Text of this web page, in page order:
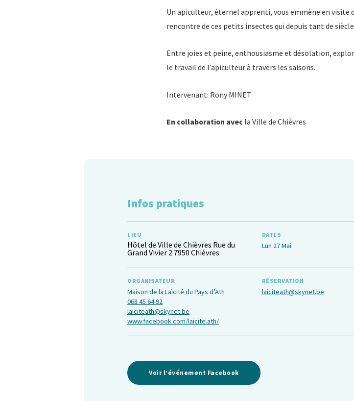
Un apiculteur, éternel apprenti, vous emmène en visite
rencontre de ces petits insectes qui depuis tant de
Entre joies et peine, enthousiasme et désolation,
le travail de l’apiculteur à travers les saisons.
Intervenant: Rony MINET
En collaboration avec la Ville de Chièvres
Infos pratiques
LIEU
Hôtel de Ville de Chièvres Rue du
Grand Vivier 2 7950 Chièvres
DATES
Lun 27 Mai
ORGANISATEUR
Maison de la Laïcité du Pays d’Ath
068 45 64 92
laiciteath@skynet.be
www.facebook.com/laicite.ath/
RÉSERVATION
laiciteath@skynet.be
Voir l’événement Facebook